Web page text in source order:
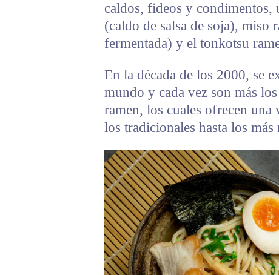
caldos, fideos y condimentos,
(caldo de salsa de soja), miso
fermentada) y el tonkotsu
En la década de los 2000, se
mundo y cada vez son más
ramen, los cuales ofrecen una
los tradicionales hasta los más